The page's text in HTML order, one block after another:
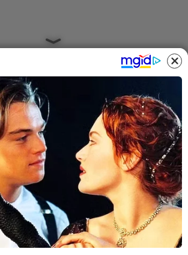
desaparece en Chincha: familia
para encontrarla